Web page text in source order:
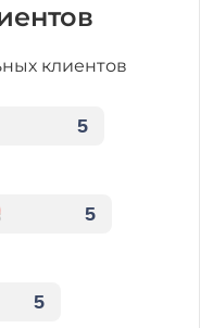
клиентов
5
5
5